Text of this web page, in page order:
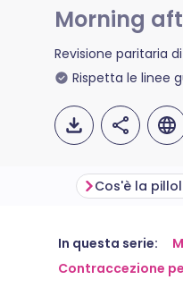
Morning
Revisione paritaria di
Rispetta le linee
In questa serie:
Contraccezione